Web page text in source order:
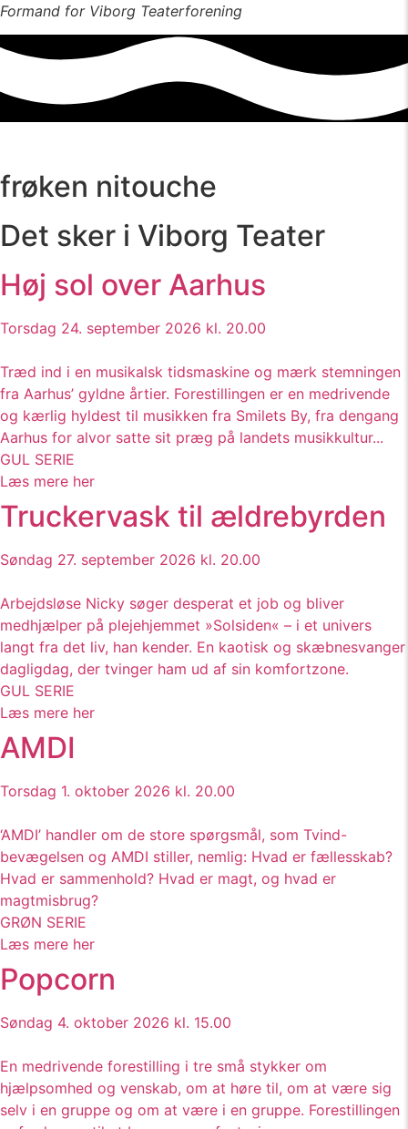
Formand for Viborg Teaterforening
frøken nitouche
Det sker i Viborg Teater
Høj sol over Aarhus
Torsdag 24. september 2026 kl. 20.00
Træd ind i en musikalsk tidsmaskine og mærk stemningen
fra Aarhus’ gyldne årtier. Forestillingen er en medrivende
og kærlig hyldest til musikken fra Smilets By, fra dengang
Aarhus for alvor satte sit præg på landets musikkultur...
GUL SERIE
Læs mere her
Truckervask til ældrebyrden
Søndag 27. september 2026 kl. 20.00
Arbejdsløse Nicky søger desperat et job og bliver
medhjælper på plejehjemmet »Solsiden« – i et univers
langt fra det liv, han kender. En kaotisk og skæbnesvanger
dagligdag, der tvinger ham ud af sin komfortzone.
GUL SERIE
Læs mere her
AMDI
Torsdag 1. oktober 2026 kl. 20.00
‘AMDI’ handler om de store spørgsmål, som Tvind-
bevægelsen og AMDI stiller, nemlig: Hvad er fællesskab?
Hvad er sammenhold? Hvad er magt, og hvad er
magtmisbrug?
GRØN SERIE
Læs mere her
Popcorn
Søndag 4. oktober 2026 kl. 15.00
En medrivende forestilling i tre små stykker om
hjælpsomhed og venskab, om at høre til, om at være sig
selv i en gruppe og om at være i en gruppe. Forestillingen